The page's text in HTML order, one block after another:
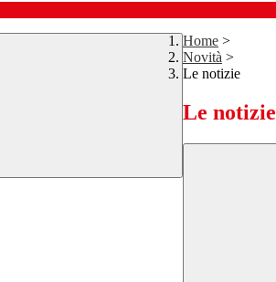
Home >
Novità >
Le notizie
Le notizie